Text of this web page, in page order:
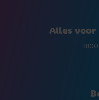
Alles voor